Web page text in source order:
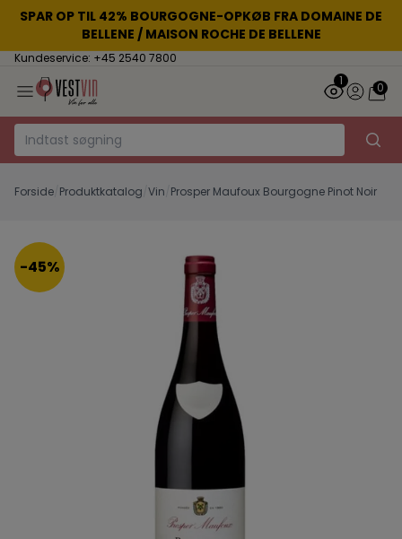
SPAR OP TIL 42% BOURGOGNE-OPKØB FRA DOMAINE DE
BELLENE / MAISON ROCHE DE BELLENE
Kundeservice: +45 2540 7800
1
0
Forside Produktkatalog Vin Prosper Maufoux Bourgogne Pinot Noir
-45%